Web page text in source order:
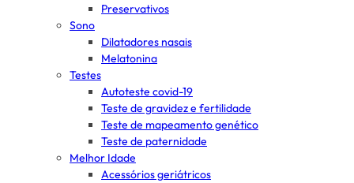
Preservativos
Sono
Dilatadores nasais
Melatonina
Testes
Autoteste covid-19
Teste de gravidez e fertilidade
Teste de mapeamento genético
Teste de paternidade
Melhor Idade
Acessórios geriátricos